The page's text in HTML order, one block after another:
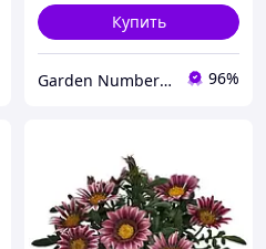
Купить
Garden Number One 96%